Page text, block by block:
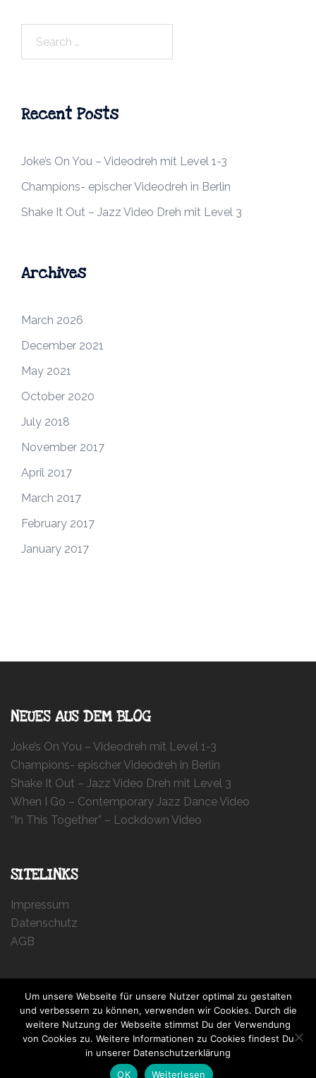
Recent Posts
Joke’s On You – Videodreh mit Level 1-3
Champions- epischer Videodreh in Berlin
Shake It Out – Jazz Video Dreh mit Level 3
Archives
March 2026
December 2021
May 2021
October 2020
July 2018
November 2017
April 2017
March 2017
February 2017
January 2017
NEUES AUS DEM BLOG
Joke’s On You – Videodreh mit Level 1-3
Champions- epischer Videodreh in Berlin
Shake It Out – Jazz Video Dreh mit Level 3
When I Go – Contemporary Jazz Dance Video
“In This Together” – Lockdown Video
SITELINKS
Impressum
Datenschutz
AGB
ANMELDUNG ZUM NEWSLETTER
© 2026 Evgenia Itkina. Proudly powered by
Um unsere Webseite für unsere Nutzer optimal zu gestalten
und verbessern zu können, verwenden wir Cookies. Durch die
weitere Nutzung der Webseite stimmst Du der Verwendung
von Cookies zu. Weitere Informationen zu Cookies findest Du
in unserer Datenschutzerklärung
OK
Weiterlesen